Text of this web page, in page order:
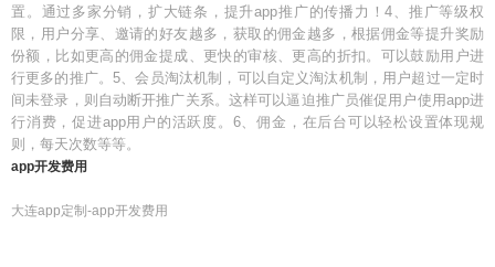
置。通过多家分销，扩大链条，提升app推广的传播力！4、推广等级权
限，用户分享、邀请的好友越多，获取的佣金越多，根据佣金等提升奖励
份额，比如更高的佣金提成、更快的审核、更高的折扣。可以鼓励用户进
行更多的推广。5、会员淘汰机制，可以自定义淘汰机制，用户超过一定时
间未登录，则自动断开推广关系。这样可以逼迫推广员催促用户使用app进
行消费，促进app用户的活跃度。6、佣金，在后台可以轻松设置体现规
则，每天次数等等。
app开发费用
大连app定制-app开发费用